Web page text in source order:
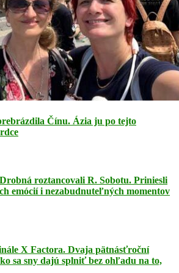
Čínu. Ázia ju po tejto
roztancovali R. Sobotu. Priniesli
emócií i nezabudnuteľných momentov
X Factora. Dvaja pätnásťroční
sa sny dajú splniť bez ohľadu na to,